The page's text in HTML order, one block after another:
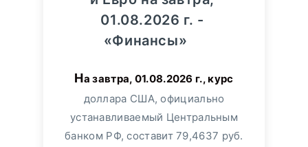
01.08.2026 г. -
«Финансы»
На завтра, 01.08.2026 г., курс
доллара США, официально
устанавливаемый Центральным
банком РФ, составит 79,4637 руб.